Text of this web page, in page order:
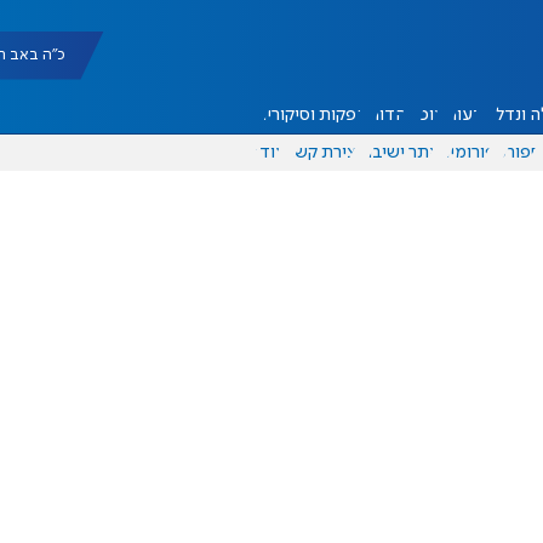
כ"ה באב תשפ"ו
ונדל"ן דעות אוכל יהדות הפקות וסיקורים
ספורט פורומים אתר ישיבה יצירת קשר עוד